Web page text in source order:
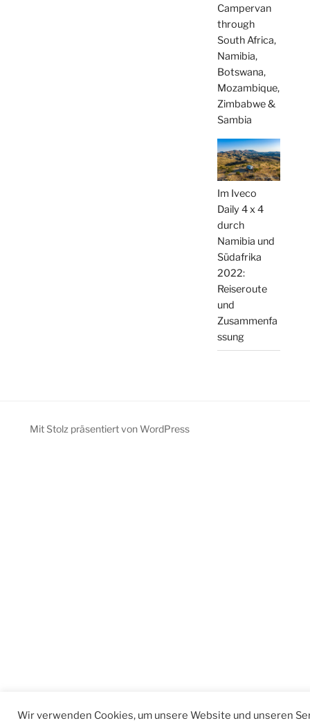
Campervan
through
South Africa,
Namibia,
Botswana,
Mozambique,
Zimbabwe &
Sambia
Im Iveco
Daily 4 x 4
durch
Namibia und
Südafrika
2022:
Reiseroute
und
Zusammenfa
ssung
Mit Stolz präsentiert von WordPress
Wir verwenden Cookies, um unsere Website und unseren